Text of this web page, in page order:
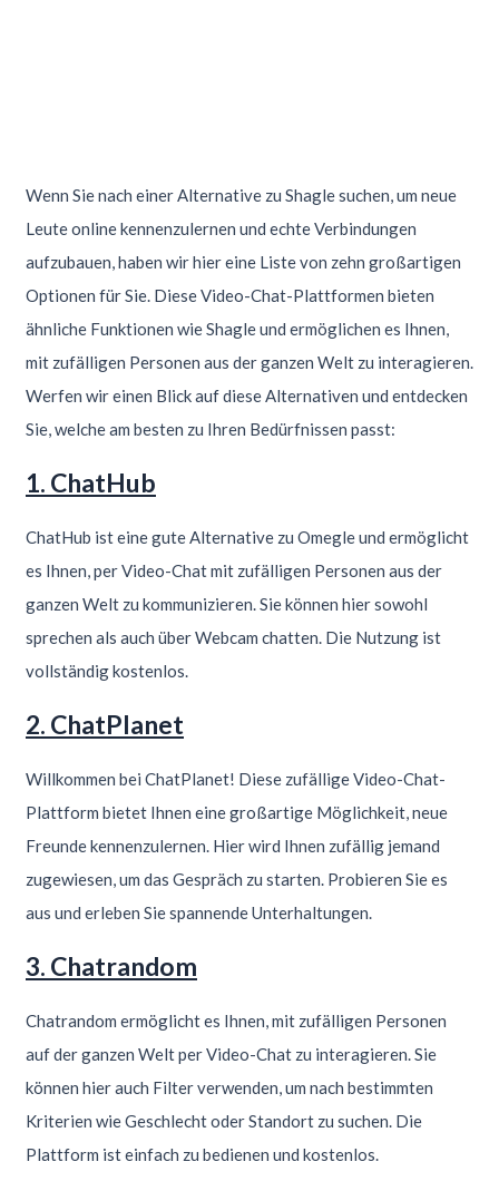
Wenn Sie nach einer Alternative zu Shagle suchen, um neue
Leute online kennenzulernen und echte Verbindungen
aufzubauen, haben wir hier eine Liste von zehn großartigen
Optionen für Sie. Diese Video-Chat-Plattformen bieten
ähnliche Funktionen wie Shagle und ermöglichen es Ihnen,
mit zufälligen Personen aus der ganzen Welt zu interagieren.
Werfen wir einen Blick auf diese Alternativen und entdecken
Sie, welche am besten zu Ihren Bedürfnissen passt:
1. ChatHub
ChatHub ist eine gute Alternative zu Omegle und ermöglicht
es Ihnen, per Video-Chat mit zufälligen Personen aus der
ganzen Welt zu kommunizieren. Sie können hier sowohl
sprechen als auch über Webcam chatten. Die Nutzung ist
vollständig kostenlos.
2. ChatPlanet
Willkommen bei ChatPlanet! Diese zufällige Video-Chat-
Plattform bietet Ihnen eine großartige Möglichkeit, neue
Freunde kennenzulernen. Hier wird Ihnen zufällig jemand
zugewiesen, um das Gespräch zu starten. Probieren Sie es
aus und erleben Sie spannende Unterhaltungen.
3. Chatrandom
Chatrandom ermöglicht es Ihnen, mit zufälligen Personen
auf der ganzen Welt per Video-Chat zu interagieren. Sie
können hier auch Filter verwenden, um nach bestimmten
Kriterien wie Geschlecht oder Standort zu suchen. Die
Plattform ist einfach zu bedienen und kostenlos.